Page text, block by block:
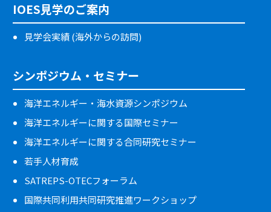
IOES見学のご案内
見学会実績 (海外からの訪問)
シンポジウム・セミナー
海洋エネルギー・海水資源シンポジウム
海洋エネルギーに関する国際セミナー
海洋エネルギーに関する合同研究セミナー
若手人材育成
SATREPS-OTECフォーラム
国際共同利用共同研究推進ワークショップ